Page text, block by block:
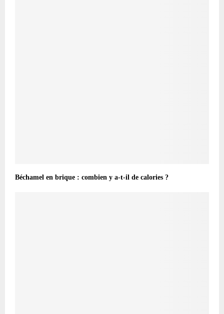
Béchamel en brique : combien y a-t-il de calories ?